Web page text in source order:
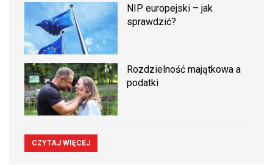
NIP europejski – jak
sprawdzić?
Rozdzielność majątkowa a
podatki
CZYTAJ WIĘCEJ